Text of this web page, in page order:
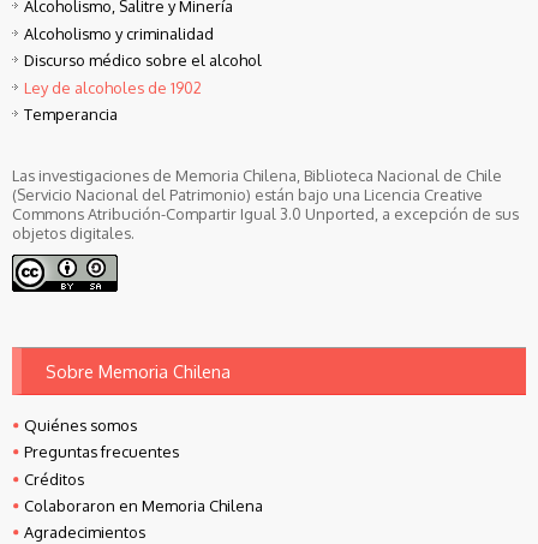
Alcoholismo, Salitre y Minería
Alcoholismo y criminalidad
Discurso médico sobre el alcohol
Ley de alcoholes de 1902
Temperancia
Las investigaciones de Memoria Chilena, Biblioteca Nacional de Chile
(Servicio Nacional del Patrimonio) están bajo una Licencia Creative
Commons Atribución-Compartir Igual 3.0 Unported, a excepción de sus
objetos digitales.
Sobre Memoria Chilena
Quiénes somos
Preguntas frecuentes
Créditos
Colaboraron en Memoria Chilena
Agradecimientos